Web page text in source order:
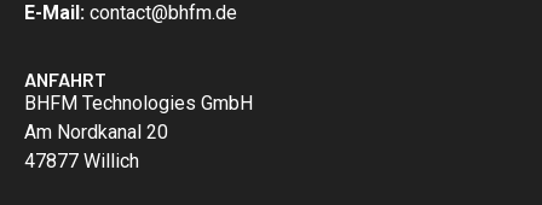
E-Mail: contact@bhfm.de
ANFAHRT
BHFM Technologies GmbH
Am Nordkanal 20
47877 Willich